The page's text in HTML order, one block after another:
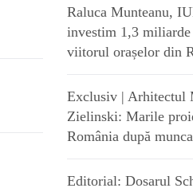
Raluca Munteanu,
investim 1,3
viitorul orașelor din
Exclusiv | Arhitectul
Zielinski: Marile
România după
Editorial: Dosarul